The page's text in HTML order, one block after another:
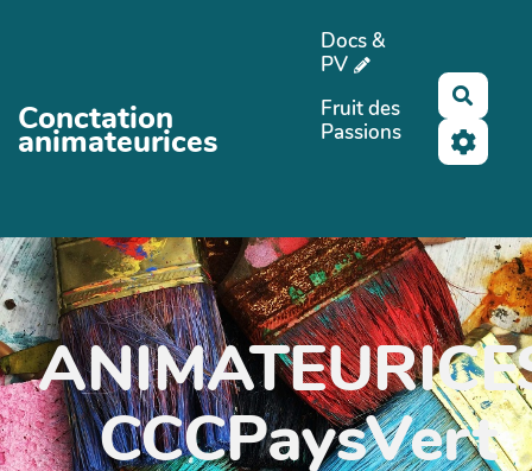
Conctation
animateurices
Docs &
PV
Fruit des
Passions
CCCPaysVert